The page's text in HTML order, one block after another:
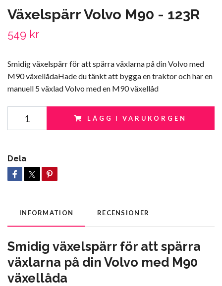
Växelspärr Volvo M90 - 123R
549 kr
Smidig växelspärr för att spärra växlarna på din Volvo med
M90 växellådaHade du tänkt att bygga en traktor och har en
manuell 5 växlad Volvo med en M90 växellåd
LÄGG I VARUKORGEN
Dela
INFORMATION RECENSIONER
Smidig växelspärr för att spärra
växlarna på din Volvo med M90
växellåda